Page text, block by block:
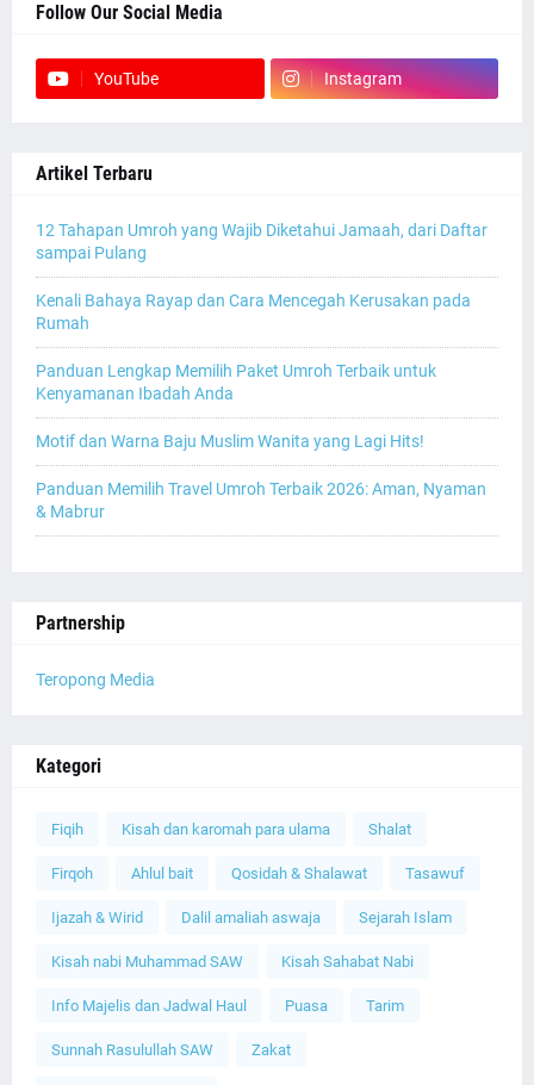
Follow Our Social Media
YouTube Instagram
Artikel Terbaru
12 Tahapan Umroh yang Wajib Diketahui Jamaah, dari Daftar
sampai Pulang
Kenali Bahaya Rayap dan Cara Mencegah Kerusakan pada
Rumah
Panduan Lengkap Memilih Paket Umroh Terbaik untuk
Kenyamanan Ibadah Anda
Motif dan Warna Baju Muslim Wanita yang Lagi Hits!
Panduan Memilih Travel Umroh Terbaik 2026: Aman, Nyaman
& Mabrur
Partnership
Teropong Media
Kategori
Fiqih Kisah dan karomah para ulama Shalat
Firqoh Ahlul bait Qosidah & Shalawat Tasawuf
Ijazah & Wirid Dalil amaliah aswaja Sejarah Islam
Kisah nabi Muhammad SAW Kisah Sahabat Nabi
Info Majelis dan Jadwal Haul Puasa Tarim
Sunnah Rasulullah SAW Zakat